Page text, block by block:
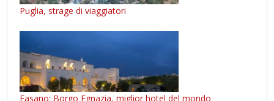
Puglia, strage di viaggiatori
Fasano: Borgo Egnazia, miglior hotel del mondo